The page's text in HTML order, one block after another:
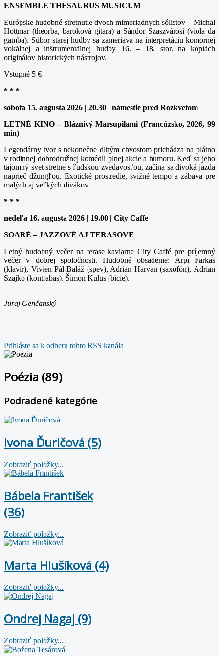
ENSEMBLE THESAURUS MUSICUM
Európske hudobné stretnutie dvoch mimoriadnych sólistov – Michal
Hottmar (theorba, baroková gitara) a Sándor Szaszvárosi (viola da
gamba). Súbor starej hudby sa zameriava na interpretáciu komornej
vokálnej a inštrumentálnej hudby 16. – 18. stor. na kópiách
originálov historických nástrojov.
Vstupné 5 €
* * *
sobota 15. augusta 2026 | 20.30 | námestie pred Rozkvetom
LETNÉ KINO – Bláznivý Marsupilami (Francúzsko, 2026, 99
min)
Legendárny tvor s nekonečne dlhým chvostom prichádza na plátno
v rodinnej dobrodružnej komédii plnej akcie a humoru. Keď sa jeho
tajomný svet stretne s ľudskou zvedavosťou, začína sa divoká jazda
naprieč džungľou. Exotické prostredie, svižné tempo a zábava pre
malých aj veľkých divákov.
* * *
nedeľa 16. augusta 2026 | 19.00 | City Caffe
SOARÉ – JAZZOVÉ AJ TERASOVÉ
Letný hudobný večer na terase kaviarne City Caffé pre príjemný
večer v dobrej spoločnosti. Hudobné obsadenie: Arpi Farkaš
(klavír), Vivien Pál-Baláž (spev), Adrian Harvan (saxofón), Adrian
Szajko (kontrabas), Šimon Kulus (bicie).
Juraj Genčanský
Prihláste sa k odberu tohto RSS kanála
Poézia (89)
Podradené kategórie
Ivona Ďuričová (5)
Zobraziť položky...
Bábela František
(36)
Zobraziť položky...
Marta Hlušíková (4)
Zobraziť položky...
Ondrej Nagaj (9)
Zobraziť položky...